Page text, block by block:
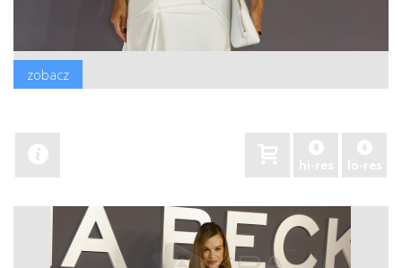
zobacz
hi-res lo-res